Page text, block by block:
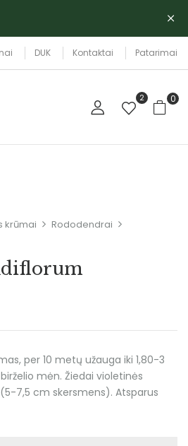
DUK Kontaktai Patarimai
2 0
krūmai
Rododendrai
per 10 metų užauga iki 1,80-3
mėn. Žiedai violetinės
7,5 cm skersmens). Atsparus